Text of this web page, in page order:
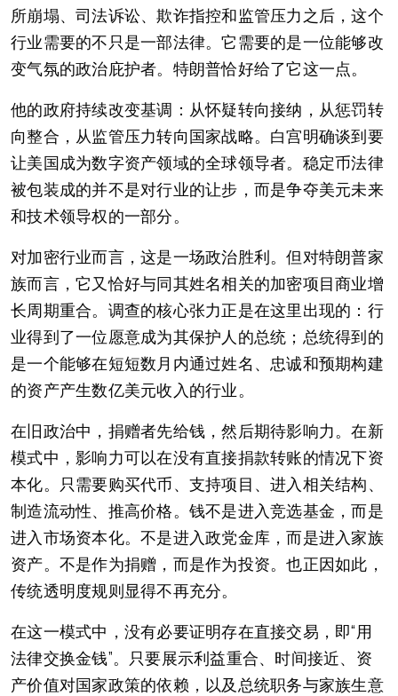
所崩塌、司法诉讼、欺诈指控和监管压力之后，这个
行业需要的不只是一部法律。它需要的是一位能够改
变气氛的政治庇护者。特朗普恰好给了它这一点。
他的政府持续改变基调：从怀疑转向接纳，从惩罚转
向整合，从监管压力转向国家战略。白宫明确谈到要
让美国成为数字资产领域的全球领导者。稳定币法律
被包装成的并不是对行业的让步，而是争夺美元未来
和技术领导权的一部分。
对加密行业而言，这是一场政治胜利。但对特朗普家
族而言，它又恰好与同其姓名相关的加密项目商业增
长周期重合。调查的核心张力正是在这里出现的：行
业得到了一位愿意成为其保护人的总统；总统得到的
是一个能够在短短数月内通过姓名、忠诚和预期构建
的资产产生数亿美元收入的行业。
在旧政治中，捐赠者先给钱，然后期待影响力。在新
模式中，影响力可以在没有直接捐款转账的情况下资
本化。只需要购买代币、支持项目、进入相关结构、
制造流动性、推高价格。钱不是进入竞选基金，而是
进入市场资本化。不是进入政党金库，而是进入家族
资产。不是作为捐赠，而是作为投资。也正因如此，
传统透明度规则显得不再充分。
在这一模式中，没有必要证明存在直接交易，即“用
法律交换金钱”。只要展示利益重合、时间接近、资
产价值对国家政策的依赖，以及总统职务与家族生意